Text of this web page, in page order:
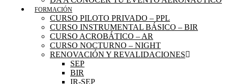
FORMACIÓN
CURSO PILOTO PRIVADO – PPL
CURSO INSTRUMENTAL BÁSICO – BIR
CURSO ACROBÁTICO – AR
CURSO NOCTURNO – NIGHT
RENOVACIÓN Y REVALIDACIONES
SEP
BIR
IR-SEP